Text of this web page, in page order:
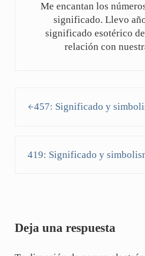
Me encantan los
significado. Llevo
significado esotérico
relación con
457: Significado y
419: Significado y
Deja una respuesta